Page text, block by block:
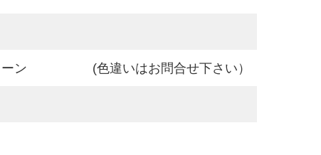
ン (色違いはお問合せ下さい）